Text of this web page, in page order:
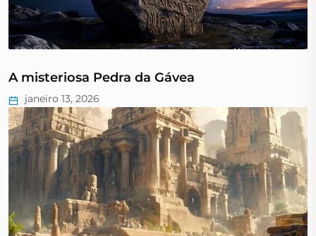
A misteriosa Pedra da Gávea
janeiro 13, 2026